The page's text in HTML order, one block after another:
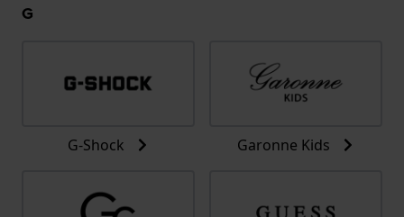
G
G-Shock Garonne Kids